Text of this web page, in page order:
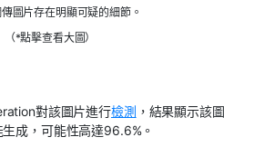
圖片存在明顯可疑的細節。
（*點擊查看大圖）
對該圖片進行檢測 ，結果顯示該圖
成，可能性高達96.6%。